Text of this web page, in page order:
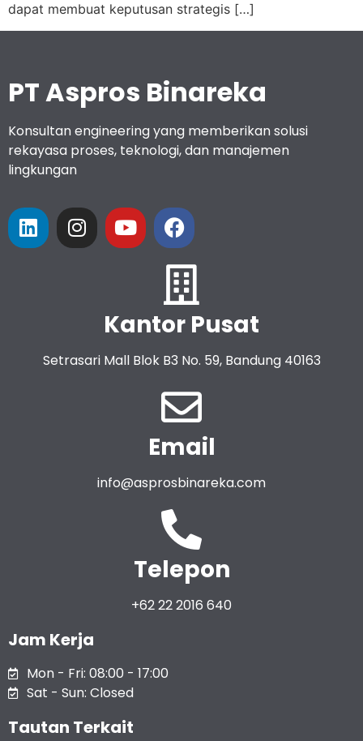
dapat membuat keputusan strategis […]
PT Aspros Binareka
Konsultan engineering yang memberikan solusi
rekayasa proses, teknologi, dan manajemen
lingkungan
Kantor Pusat
Setrasari Mall Blok B3 No. 59, Bandung 40163
Email
info@asprosbinareka.com
Telepon
+62 22 2016 640
Jam Kerja
Mon - Fri: 08:00 - 17:00
Sat - Sun: Closed
Tautan Terkait